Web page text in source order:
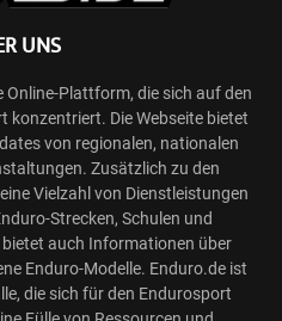
UNS
Online-Plattform, die sich auf den
Die Webseite bietet
von regionalen, nationalen
Zusätzlich zu den
Vielzahl von Dienstleistungen
Strecken, Schulen und
auch Informationen über
Enduro-Modelle. Enduro.de ist
die sich für den Endurosport